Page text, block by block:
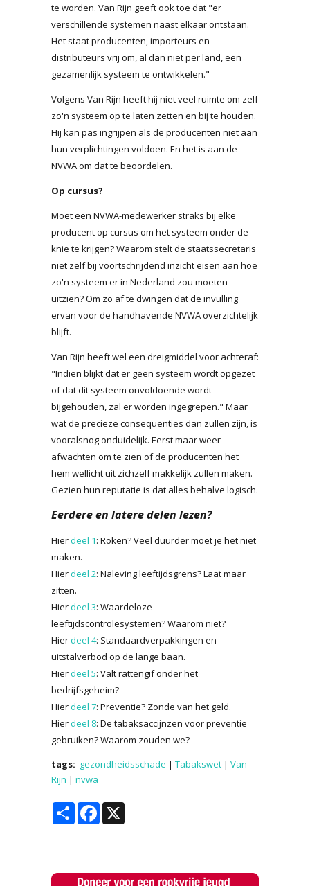
te worden. Van Rijn geeft ook toe dat "er
verschillende systemen naast elkaar ontstaan.
Het staat producenten, importeurs en
distributeurs vrij om, al dan niet per land, een
gezamenlijk systeem te ontwikkelen."
Volgens Van Rijn heeft hij niet veel ruimte om zelf
zo'n systeem op te laten zetten en bij te houden.
Hij kan pas ingrijpen als de producenten niet aan
hun verplichtingen voldoen. En het is aan de
NVWA om dat te beoordelen.
Op cursus?
Moet een NVWA-medewerker straks bij elke
producent op cursus om het systeem onder de
knie te krijgen? Waarom stelt de staatssecretaris
niet zelf bij voortschrijdend inzicht eisen aan hoe
zo'n systeem er in Nederland zou moeten
uitzien? Om zo af te dwingen dat de invulling
ervan voor de handhavende NVWA overzichtelijk
blijft.
Van Rijn heeft wel een dreigmiddel voor achteraf:
"Indien blijkt dat er geen systeem wordt opgezet
of dat dit systeem onvoldoende wordt
bijgehouden, zal er worden ingegrepen." Maar
wat de precieze consequenties dan zullen zijn, is
vooralsnog onduidelijk. Eerst maar weer
afwachten om te zien of de producenten het
hem wellicht uit zichzelf makkelijk zullen maken.
Gezien hun reputatie is dat alles behalve logisch.
Eerdere en latere delen lezen?
Hierdeel 1: Roken? Veel duurder moet je het niet
maken.
Hierdeel 2: Naleving leeftijdsgrens? Laat maar
zitten.
Hierdeel 3: Waardeloze
leeftijdscontrolesystemen? Waarom niet?
Hierdeel 4: Standaardverpakkingen en
uitstalverbod op de lange baan.
Hierdeel 5: Valt rattengif onder het
bedrijfsgeheim?
Hierdeel 7: Preventie? Zonde van het geld.
Hierdeel 8: De tabaksaccijnzen voor preventie
gebruiken? Waarom zouden we?
tags: gezondheidsschade | Tabakswet | Van
Rijn | nvwa
Share Facebook